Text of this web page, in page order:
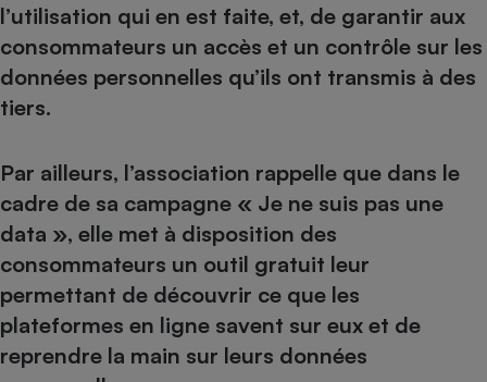
l’utilisation qui en est faite, et, de garantir aux
consommateurs un accès et un contrôle sur les
données personnelles qu’ils ont transmis à des
tiers.
Par ailleurs, l’association rappelle que dans le
cadre de sa campagne « Je ne suis pas une
data », elle met à disposition des
consommateurs un outil gratuit leur
permettant de découvrir ce que les
plateformes en ligne savent sur eux et de
reprendre la main sur leurs données